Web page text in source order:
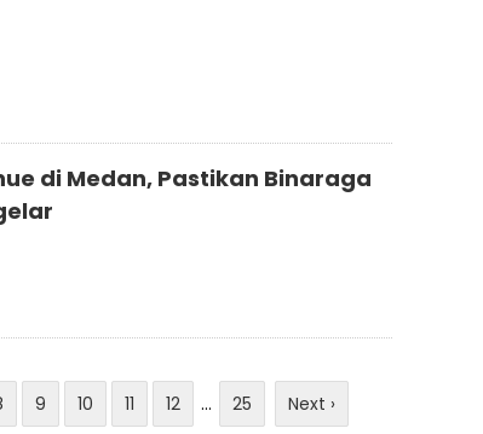
di Medan, Pastikan Binaraga
9 10 11 12 ... 25
Next ›